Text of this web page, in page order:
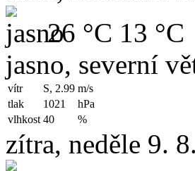
26 °C 13 °C
jasno, severní
vítr S, 2.99 m/s
tlak
1021
hPa
vlhkost 40 %
zítra, neděle 9.